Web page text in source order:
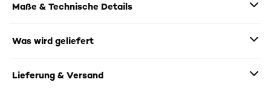
Maße & Technische Details
Was wird geliefert
Lieferung & Versand